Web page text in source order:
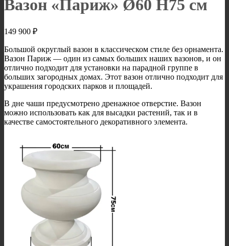
Вазон «Париж» Ø60 H75 см
149 900 ₽
Большой округлый вазон в классическом стиле без орнамента.
Вазон Париж — один из самых больших наших вазонов, и он
отлично подходит для установки на парадной группе в
больших загородных домах. Этот вазон отлично подходит для
украшения городских парков и площадей.
В дне чаши предусмотрено дренажное отверстие. Вазон
можно использовать как для высадки растений, так и в
качестве самостоятельного декоративного элемента.